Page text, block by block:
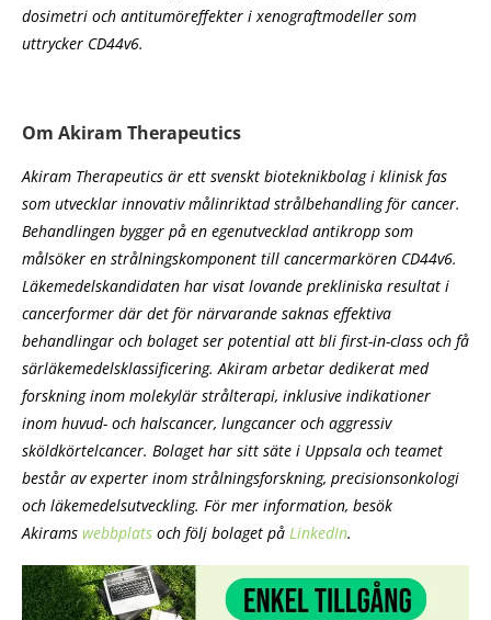
dosimetri och antitumöreffekter i xenograftmodeller som
uttrycker CD44v6.
Om Akiram Therapeutics
Akiram Therapeutics är ett svenskt bioteknikbolag i klinisk fas
som utvecklar innovativ målinriktad strålbehandling för cancer.
Behandlingen bygger på en egenutvecklad antikropp som
målsöker en strålningskomponent till cancermarkören CD44v6.
Läkemedelskandidaten har visat lovande prekliniska resultat i
cancerformer där det för närvarande saknas effektiva
behandlingar och bolaget ser potential att bli first-in-class och få
särläkemedelsklassificering. Akiram arbetar dedikerat med
forskning inom molekylär strålterapi, inklusive indikationer
inom huvud- och halscancer, lungcancer och aggressiv
sköldkörtelcancer. Bolaget har sitt säte i Uppsala och teamet
består av experter inom strålningsforskning, precisionsonkologi
och läkemedelsutveckling. För mer information, besök
Akirams webbplats och följ bolaget på LinkedIn.